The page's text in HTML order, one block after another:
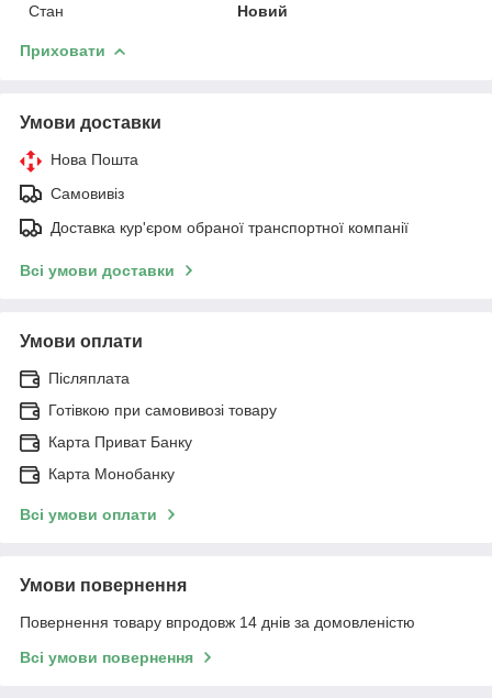
Стан
Новий
Приховати
Умови доставки
Нова Пошта
Самовивіз
Доставка кур'єром обраної транспортної компанії
Всі умови доставки
Умови оплати
Післяплата
Готівкою при самовивозі товару
Карта Приват Банку
Карта Монобанку
Всі умови оплати
Умови повернення
Повернення товару впродовж 14 днів за домовленістю
Всі умови повернення